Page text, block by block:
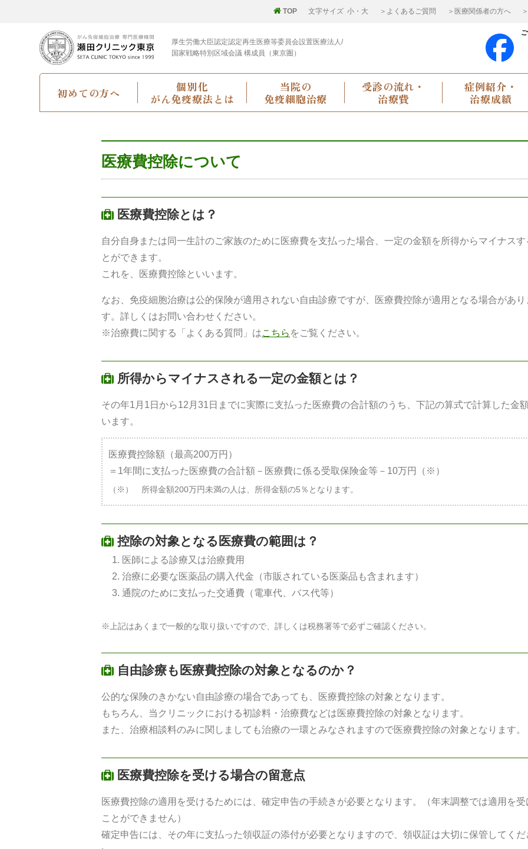
TOP 文字サイズ 小 ・ 大 ＞よくあるご質問 ＞医療関係者の方へ
厚生労働大臣認定認定再生医療等委員会設置医療法人/
国家戦略特別区域会議 構成員（東京圏）
初めての方へ
個別化
がん免疫療法とは
当院の
免疫細胞治療
受診の流れ・
治療費
症例紹介・
治療成績
医療費控除について
医療費控除とは？
自分自身または同一生計のご家族のために医療費を支払った場合、一定の金額を所得からマイナスす
とができます。
これを、医療費控除といいます。
なお、免疫細胞治療は公的保険が適用されない自由診療ですが、医療費控除が適用となる場合があり
す。詳しくはお問い合わせください。
※治療費に関する「よくある質問」はこちら をご覧ください。
所得からマイナスされる一定の金額とは？
その年1月1日から12月31日までに実際に支払った医療費の合計額のうち、下記の算式で計算した金
います。
医療費控除額（最高200万円）
＝1年間に支払った医療費の合計額－医療費に係る受取保険金等－10万円（※）
（※） 所得金額200万円未満の人は、所得金額の5％となります。
控除の対象となる医療費の範囲は？
医師による診療又は治療費用
治療に必要な医薬品の購入代金（市販されている医薬品も含まれます）
通院のために支払った交通費（電車代、バス代等）
※上記はあくまで一般的な取り扱いですので、詳しくは税務署等で必ずご確認ください。
自由診療も医療費控除の対象となるのか？
公的な保険のきかない自由診療の場合であっても、医療費控除の対象となります。
もちろん、当クリニックにおける初診料・治療費などは医療費控除の対象となります。
また、治療相談料のみに関しましても治療の一環とみなされますので医療費控除の対象となります。
医療費控除を受ける場合の留意点
医療費控除の適用を受けるためには、確定申告の手続きが必要となります。（年末調整では適用を受
ことができません）
確定申告には、その年に支払った領収証の添付が必要となりますので、領収証は大切に保管してくだ